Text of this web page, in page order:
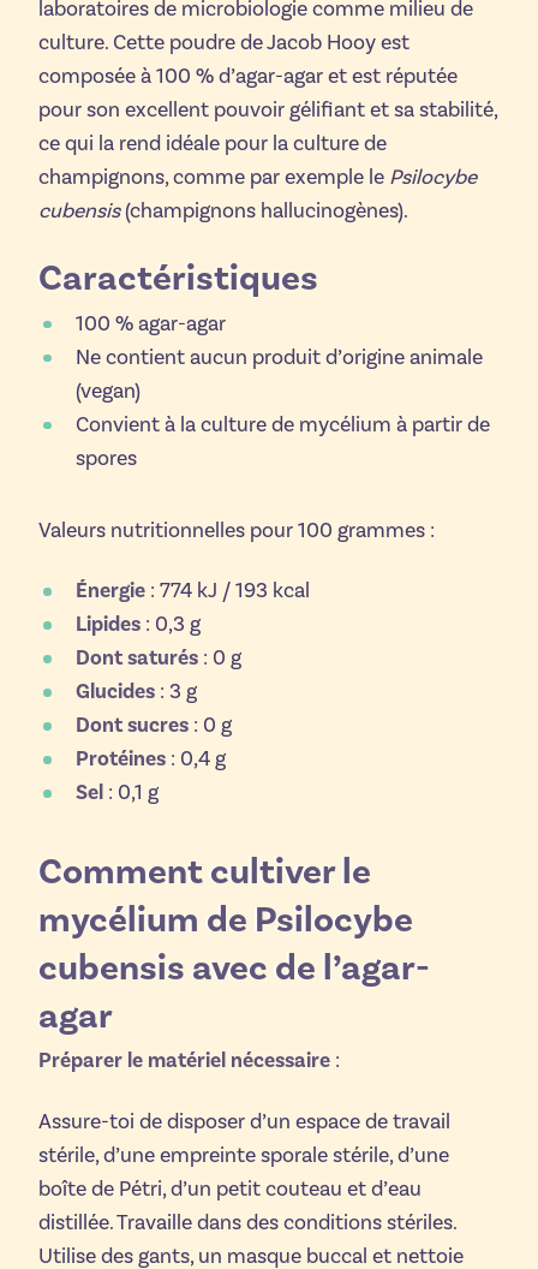
laboratoires de microbiologie comme milieu de
culture. Cette poudre de Jacob Hooy est
composée à 100 % d’agar-agar et est réputée
pour son excellent pouvoir gélifiant et sa stabilité,
ce qui la rend idéale pour la culture de
champignons, comme par exemple le Psilocybe
cubensis(champignons hallucinogènes).
Caractéristiques
100 % agar-agar
Ne contient aucun produit d’origine animale
(vegan)
Convient à la culture de mycélium à partir de
spores
Valeurs nutritionnelles pour 100 grammes :
Énergie: 774 kJ / 193 kcal
Lipides: 0,3 g
Dont saturés: 0 g
Glucides: 3 g
Dont sucres: 0 g
Protéines: 0,4 g
Sel: 0,1 g
Comment cultiver le
mycélium de Psilocybe
cubensis avec de l’agar-
agar
Préparer le matériel nécessaire :
Assure-toi de disposer d’un espace de travail
stérile, d’une empreinte sporale stérile, d’une
boîte de Pétri, d’un petit couteau et d’eau
distillée. Travaille dans des conditions stériles.
Utilise des gants, un masque buccal et nettoie